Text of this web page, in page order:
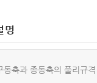
명
동축과 종동축의 풀리규